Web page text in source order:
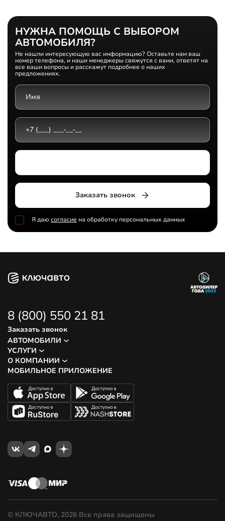
НУЖНА ПОМОЩЬ С ВЫБОРОМ
АВТОМОБИЛЯ?
Не нашли интересующую вас информацию? Оставьте нам ваш
номер телефона, и наши менеджеры свяжутся с вами, ответят на
все ваши вопросы и расскажут подробнее о наших
предложениях.
Заказать звонок
Я даю согласие на обработку персональных данных
8 (800) 550 21 81
Заказать звонок
АВТОМОБИЛИ
УСЛУГИ
О КОМПАНИИ
МОБИЛЬНОЕ ПРИЛОЖЕНИЕ
© КЛЮЧАВТО, 2026 Все права защищены